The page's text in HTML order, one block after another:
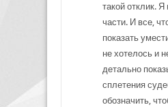
такой отклик. Я
части. И все,
показать
не хотелось и
детально
сплетения
обозначить,